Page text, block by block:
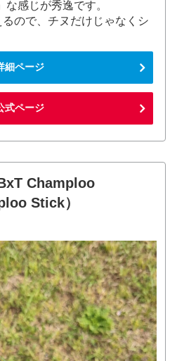
な感じが秀逸です。
ので、チヌだけじゃなくシ
細ページ
式ページ
Champloo
Stick）